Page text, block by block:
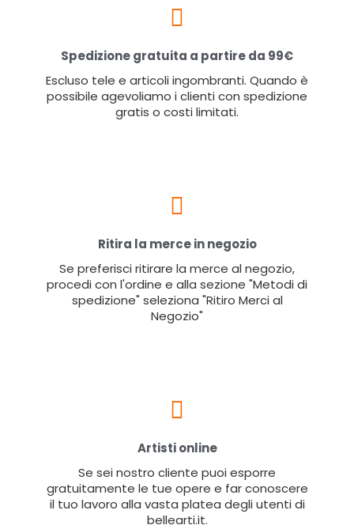
Spedizione gratuita a partire da 99€
Escluso tele e articoli ingombranti. Quando è
possibile agevoliamo i clienti con spedizione
gratis o costi limitati.
Ritira la merce in negozio
Se preferisci ritirare la merce al negozio,
procedi con l'ordine e alla sezione "Metodi di
spedizione" seleziona "Ritiro Merci al
Negozio"
Artisti online
Se sei nostro cliente puoi esporre
gratuitamente le tue opere e far conoscere
il tuo lavoro alla vasta platea degli utenti di
bellearti.it.